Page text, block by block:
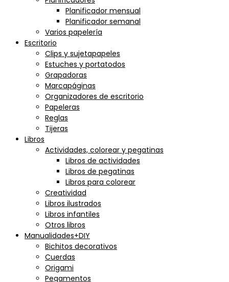
Planificador mensual
Planificador semanal
Varios papelería
Escritorio
Clips y sujetapapeles
Estuches y portatodos
Grapadoras
Marcapáginas
Organizadores de escritorio
Papeleras
Reglas
Tijeras
Libros
Actividades, colorear y pegatinas
Libros de actividades
Libros de pegatinas
Libros para colorear
Creatividad
Libros ilustrados
Libros infantiles
Otros libros
Manualidades+DIY
Bichitos decorativos
Cuerdas
Origami
Pegamentos